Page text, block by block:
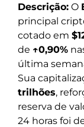
Descrição: O
principal
cotado em
de ↑0,90%
última
Sua
trilhões,
reserva de
24 horas foi